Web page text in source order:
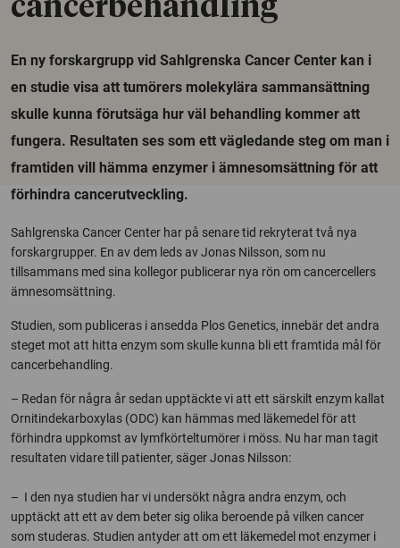
cancerbehandling
En ny forskargrupp vid Sahlgrenska Cancer Center kan i
en studie visa att tumörers molekylära sammansättning
skulle kunna förutsäga hur väl behandling kommer att
fungera. Resultaten ses som ett vägledande steg om man i
framtiden vill hämma enzymer i ämnesomsättning för att
förhindra cancerutveckling.
Sahlgrenska Cancer Center har på senare tid rekryterat två nya
forskargrupper. En av dem leds av Jonas Nilsson, som nu
tillsammans med sina kollegor publicerar nya rön om cancercellers
ämnesomsättning.
Studien, som publiceras i ansedda Plos Genetics, innebär det andra
steget mot att hitta enzym som skulle kunna bli ett framtida mål för
cancerbehandling.
– Redan för några år sedan upptäckte vi att ett särskilt enzym kallat
Ornitindekarboxylas (ODC) kan hämmas med läkemedel för att
förhindra uppkomst av lymfkörteltumörer i möss. Nu har man tagit
resultaten vidare till patienter, säger Jonas Nilsson:
– I den nya studien har vi undersökt några andra enzym, och
upptäckt att ett av dem beter sig olika beroende på vilken cancer
som studeras. Studien antyder att om ett läkemedel mot enzymer i